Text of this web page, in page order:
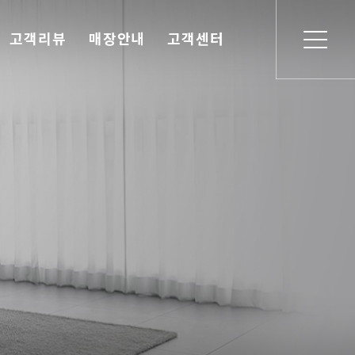
고객리뷰 매장안내 고객센터